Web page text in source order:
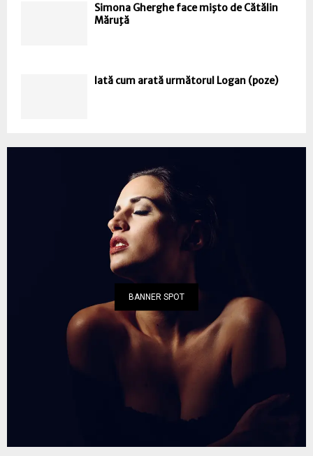
Simona Gherghe face mişto de Cătălin
Măruţă
Iată cum arată următorul Logan (poze)
BANNER SPOT